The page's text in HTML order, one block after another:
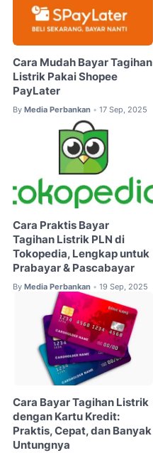
Cara Mudah Bayar Tagihan
Listrik Pakai Shopee
PayLater
By Media Perbankan • 17 Sep, 2025
Cara Praktis Bayar
Tagihan Listrik PLN di
Tokopedia, Lengkap untuk
Prabayar & Pascabayar
By Media Perbankan • 19 Sep, 2025
Cara Bayar Tagihan Listrik
dengan Kartu Kredit:
Praktis, Cepat, dan Banyak
Untungnya